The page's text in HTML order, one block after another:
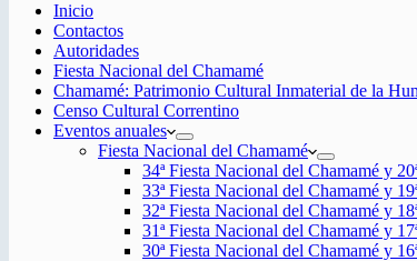
Inicio
Contactos
Autoridades
Fiesta Nacional del Chamamé
Chamamé: Patrimonio Cultural Inmaterial de la
Censo Cultural Correntino
Eventos anuales
Fiesta Nacional del Chamamé
34ª Fiesta Nacional del Chamamé y
33ª Fiesta Nacional del Chamamé y
32ª Fiesta Nacional del Chamamé y
31ª Fiesta Nacional del Chamamé y
30ª Fiesta Nacional del Chamamé y